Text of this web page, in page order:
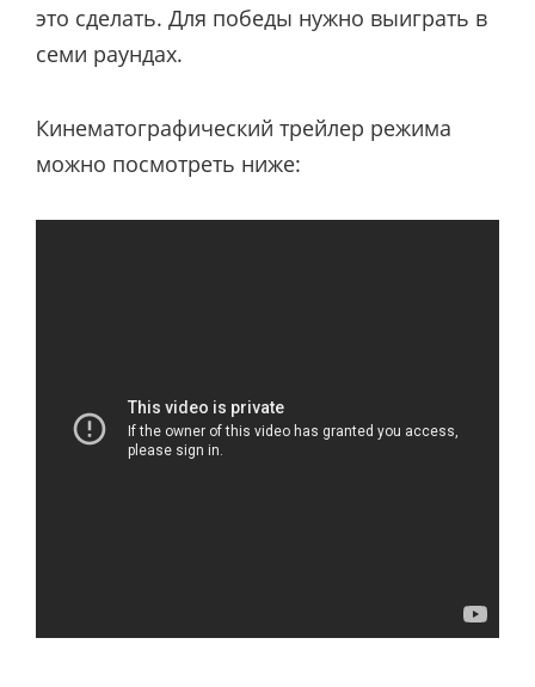
это сделать. Для победы нужно выиграть в
семи раундах.
Кинематографический трейлер режима
можно посмотреть ниже: